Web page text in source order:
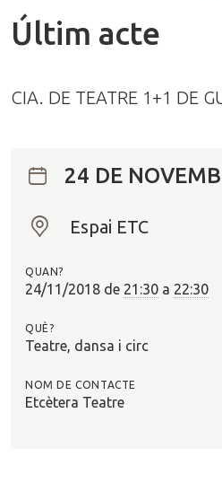
Últim acte
CIA. DE TEATRE 1+1 DE
24 DE
O
?
Espai ETC
QUAN?
24/11/2018 de 21:30 a 22:30
QUÈ?
Teatre, dansa i circ
NOM DE CONTACTE
Etcètera Teatre